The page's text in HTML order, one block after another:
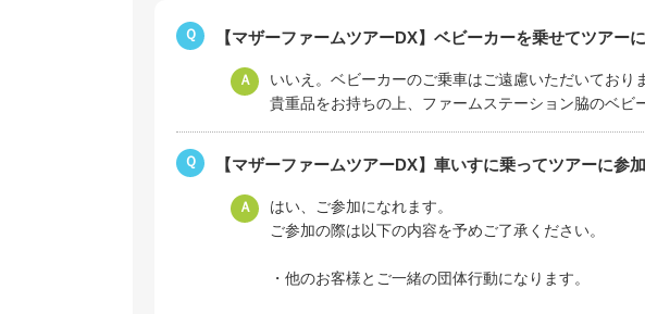
Ｑ 【マザーファームツアーDX】ベビーカーを乗せてツアー
Ａ
いいえ。ベビーカーのご乗車はご遠慮いただいており
貴重品をお持ちの上、ファームステーション脇のベビ
Ｑ 【マザーファームツアーDX】車いすに乗ってツアーに参
Ａ
はい、ご参加になれます。
ご参加の際は以下の内容を予めご了承ください。
・他のお客様とご一緒の団体行動になります。